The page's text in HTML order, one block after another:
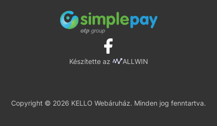
Készítette az ALLWIN
Copyright © 2026 KELLO Webáruház. Minden jog fenntartva.